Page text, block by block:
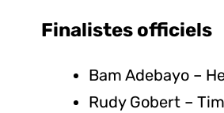
Finalistes officiels
Bam Adebayo –
Rudy Gobert –